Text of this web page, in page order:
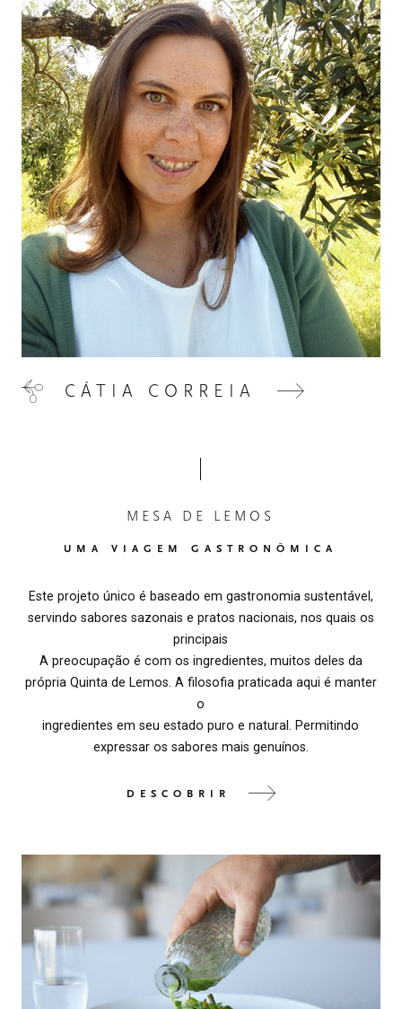
06 CONTACTO
CÁTIA CORREIA
MESA DE LEMOS
UMA VIAGEM GASTRONÔMICA
Este projeto único é baseado em gastronomia sustentável,
servindo sabores sazonais e pratos nacionais, nos quais os
principais
A preocupação é com os ingredientes, muitos deles da
própria Quinta de Lemos. A filosofia praticada aqui é manter
o
ingredientes em seu estado puro e natural. Permitindo
expressar os sabores mais genuínos.
DESCOBRIR